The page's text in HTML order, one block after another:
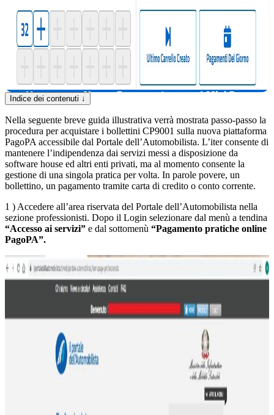
Indice dei contenuti ↓
Nella seguente breve guida illustrativa verrà mostrata passo-passo la
procedura per acquistare i bollettini CP9001 sulla nuova piattaforma
PagoPA accessibile dal Portale dell’Automobilista. L’iter consente di
mantenere l’indipendenza dai servizi messi a disposizione da
software house ed altri enti privati, ma al momento consente la
gestione di una singola pratica per volta. In parole povere, un
bollettino, un pagamento tramite carta di credito o conto corrente.
1 ) Accedere all’area riservata del Portale dell’Automobilista nella
sezione professionisti. Dopo il Login selezionare dal menù a tendina
“Accesso ai servizi” e dal sottomenù “Pagamento pratiche online
PagoPA”.